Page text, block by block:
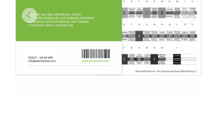
Produktempfehlungen